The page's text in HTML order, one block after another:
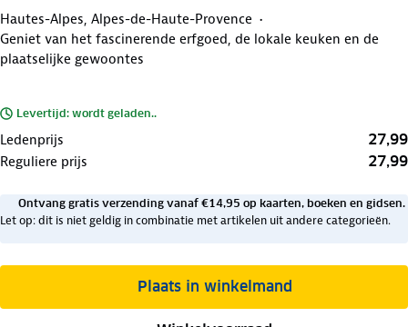
Hautes-Alpes, Alpes-de-Haute-Provence
Geniet van het fascinerende erfgoed, de lokale keuken en de
plaatselijke gewoontes
Levertijd: wordt geladen..
Ledenprijs 27,99
Reguliere prijs 27,99
Ontvang gratis verzending vanaf €14,95 op kaarten, boeken en gidsen.
Let op: dit is niet geldig in combinatie met artikelen uit andere categorieën.
Plaats in winkelmand